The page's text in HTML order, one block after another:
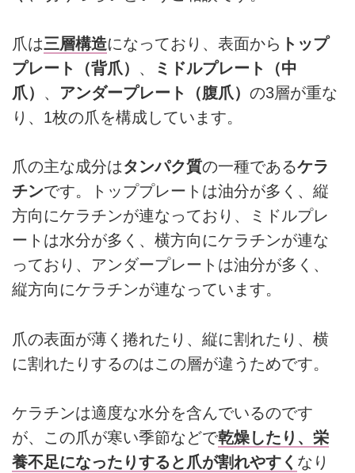
爪は三層構造になっており、表面から トップ
プレート（背爪） 、
ミドルプレート（中
爪） 、 アンダープレート（腹爪） の3層が重な
り、1枚の爪を構成しています。
爪の主な成分はタンパク質の一種であるケラ
チンです。トッププレートは油分が多く、縦
方向にケラチンが連なっており、ミドルプレ
ートは水分が多く、横方向にケラチンが連な
っており、アンダープレートは油分が多く、
縦方向にケラチンが連なっています。
爪の表面が薄く捲れたり、縦に割れたり、横
に割れたりするのはこの層が違うためです。
ケラチンは適度な水分を含んでいるのです
が、この爪が寒い季節などで乾燥したり、栄
養不足になったりすると爪が割れやすく なり